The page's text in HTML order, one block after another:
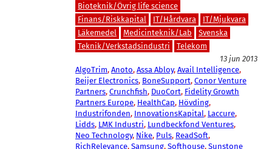
Bioteknik/Övrig life science
Finans/Riskkapital
IT/Hårdvara
IT/Mjukvara
Läkemedel
Medicinteknik/Lab
Svenska
Teknik/Verkstadsindustri
Telekom
13 jun 2013
AlgoTrim, Anoto, Assa Abloy, Avail Intelligence
Beijer Electronics, BoneSupport, Conor Venture
Partners, Crunchfish, DuoCort, Fidelity Growth
Partners Europe, HealthCap, Hövding
Industrifonden, InnovationsKapital, Laccure
Lidds, LMK Industri, Lundbeckfond Ventures
Neo Technology, Nike, Puls, ReadSoft
RichRelevance, Samsung, Softhouse, Sunstone